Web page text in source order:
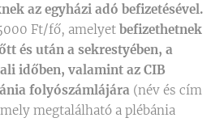
az egyházi adó befizetésével.
Ft/fő, amelyet befizethetnek
és után a sekrestyében, a
időben, valamint az CIB
folyószámlájára (név és cím
megtalálható a plébánia